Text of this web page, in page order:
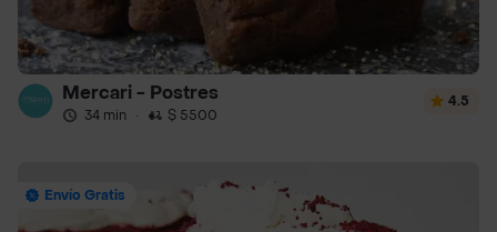
Mercari - Postres
34 min · $ 5500
4.5
Envío Gratis